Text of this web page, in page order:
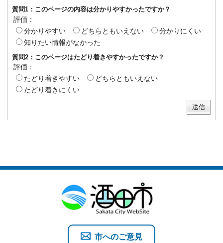
質問1：このページの内容は分かりやすかったですか？
評価：
分かりやすい
どちらともいえない
分かりにくい
知りたい情報がなかった
質問2：このページはたどり着きやすかったですか？
評価：
たどり着きやすい
どちらともいえない
たどり着きにくい
市へのご意見